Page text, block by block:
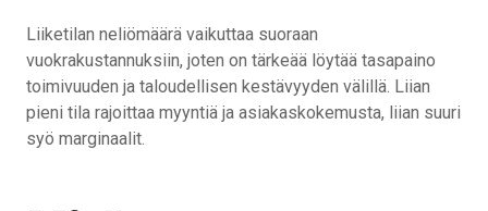
Liiketilan neliömäärä vaikuttaa suoraan
vuokrakustannuksiin, joten on tärkeää löytää tasapaino
toimivuuden ja taloudellisen kestävyyden välillä. Liian
pieni tila rajoittaa myyntiä ja asiakaskokemusta, liian suuri
syö marginaalit.